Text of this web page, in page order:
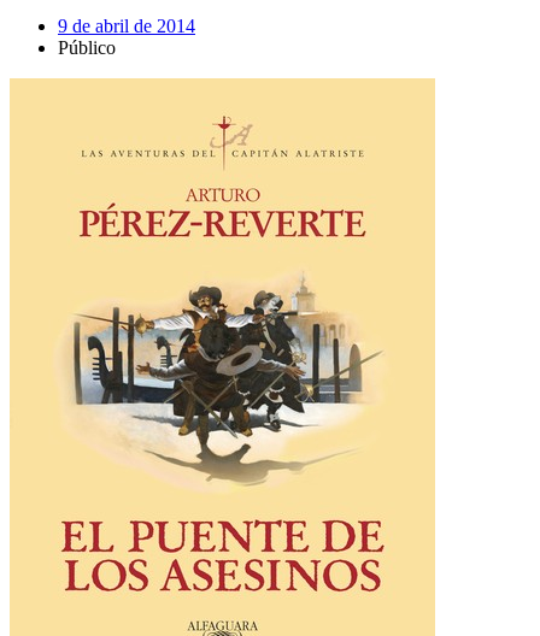
9 de abril de 2014
Público